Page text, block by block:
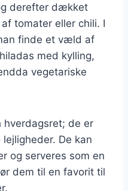
derefter dækket
tomater eller chili. I
finde et væld af
med kylling,
vegetariske
hverdagsret; de er
De kan
og serveres som en
dem til en favorit til